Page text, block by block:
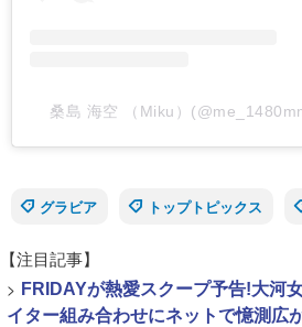
桑島 海空 （Miku）
グラビア
トップトピックス
【注目記事】
> FRIDAYが熱愛スクープ予告!大河
イター組み合わせにネットで憶測広